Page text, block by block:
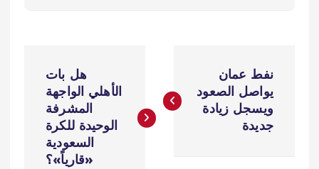
ص
نفط عمان
يواصل الصعود
ويسجل زيادة
جديدة
هل بات
الأهلي الواجهة
المشرفة
الوحيدة للكرة
السعودية
«قارياً»؟